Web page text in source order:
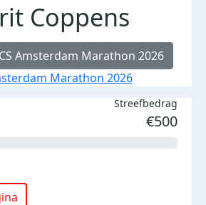
Coppens
Amsterdam Marathon 2026
Marathon 2026
Streefbedrag
€500